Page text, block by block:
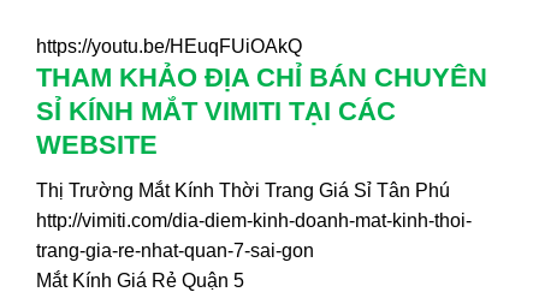
https://youtu.be/HEuqFUiOAkQ
THAM KHẢO ĐỊA CHỈ BÁN CHUYÊN
SỈ KÍNH MẮT VIMITI TẠI CÁC
WEBSITE
Thị Trường Mắt Kính Thời Trang Giá Sỉ Tân Phú
http://vimiti.com/dia-diem-kinh-doanh-mat-kinh-thoi-
trang-gia-re-nhat-quan-7-sai-gon
Mắt Kính Giá Rẻ Quận 5